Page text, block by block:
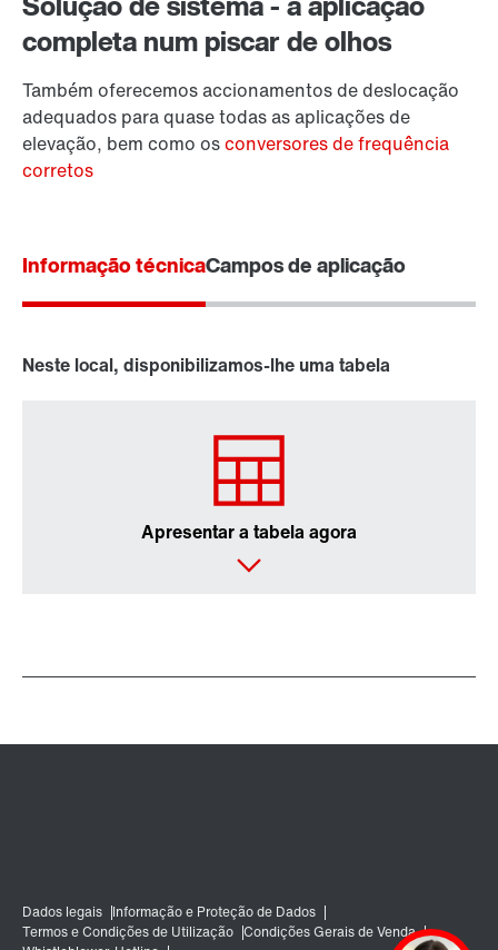
Proteção de superfície e anti-corrosão
Extensão de Garantia
completa num piscar de olhos
Também oferecemos accionamentos de deslocação
adequados para quase todas as aplicações de
elevação, bem como osconversores de frequência
corretos
Informação técnicaCampos de aplicação
Neste local, disponibilizamos-lhe uma tabela
Apresentar a tabela agora